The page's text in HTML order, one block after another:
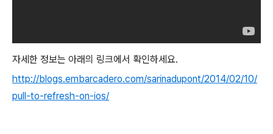
자세한 정보는 아래의 링크에서 확인하세요.
http://blogs.embarcadero.com/sarinadupont/2014/02/10/
pull-to-refresh-on-ios/